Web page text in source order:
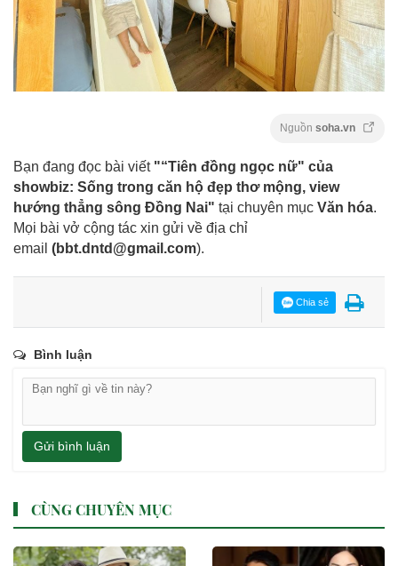
Nguồn soha.vn
Bạn đang đọc bài viết "“Tiên đồng ngọc nữ" của
showbiz: Sống trong căn hộ đẹp thơ mộng, view
hướng thẳng sông Đồng Nai" tại chuyên mục Văn hóa.
Mọi bài vở cộng tác xin gửi về địa chỉ
email (bbt.dntd@gmail.com).
Chia sẻ
Bình luận
Gửi bình luận
CÙNG CHUYÊN MỤC